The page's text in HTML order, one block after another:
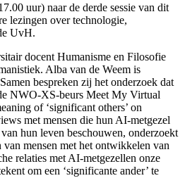
uur) naar de derde sessie van dit
lezingen over technologie,
UvH.
docent Humanisme en Filosofie
Alba van de Weem is
bespreken zij het onderzoek dat
NWO-XS-beurs Meet My Virtual
of ‘significant others’ on
met mensen die hun AI-metgezel
hun leven beschouwen, onderzoekt
mensen met het ontwikkelen van
relaties met AI-metgezellen onze
om een ‘significante ander’ te